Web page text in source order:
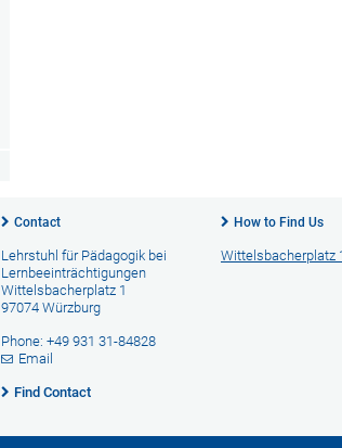
Contact
Lehrstuhl für Pädagogik bei
Lernbeeinträchtigungen
Wittelsbacherplatz 1
97074 Würzburg
Phone: +49 931 31-84828
Email
Find Contact
How to Find Us
Wittelsbacherplatz